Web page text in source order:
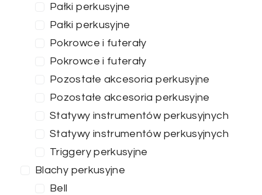
Pałki perkusyjne
Pałki perkusyjne
Pokrowce i futerały
Pokrowce i futerały
Pozostałe akcesoria perkusyjne
Pozostałe akcesoria perkusyjne
Statywy instrumentów perkusyjnych
Statywy instrumentów perkusyjnych
Triggery perkusyjne
Blachy perkusyjne
Bell